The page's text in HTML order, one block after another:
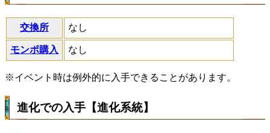
交換所 なし
モンポ購入 なし
※イベント時は例外的に入手できることがあります。
進化での入手【進化系統】